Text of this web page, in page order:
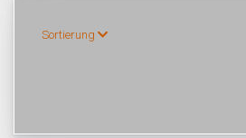
Sortierung